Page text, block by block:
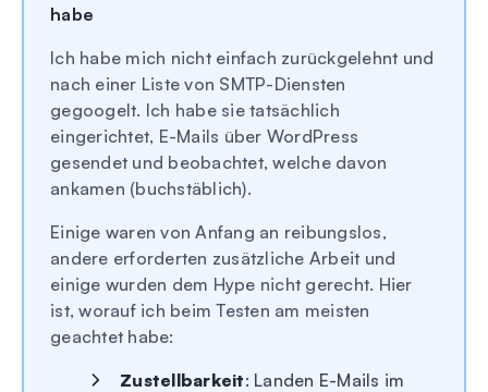
habe
Ich habe mich nicht einfach zurückgelehnt und
nach einer Liste von SMTP-Diensten
gegoogelt. Ich habe sie tatsächlich
eingerichtet, E-Mails über WordPress
gesendet und beobachtet, welche davon
ankamen (buchstäblich).
Einige waren von Anfang an reibungslos,
andere erforderten zusätzliche Arbeit und
einige wurden dem Hype nicht gerecht. Hier
ist, worauf ich beim Testen am meisten
geachtet habe:
Zustellbarkeit: Landen E-Mails im